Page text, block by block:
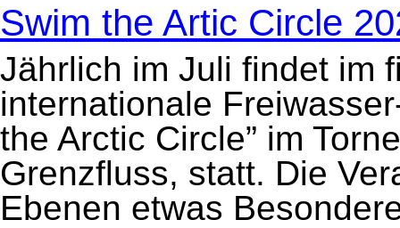
Swim the Artic Circle
Jährlich im Juli findet im
internationale
the Arctic Circle” im
Grenzfluss, statt. Die
Ebenen etwas